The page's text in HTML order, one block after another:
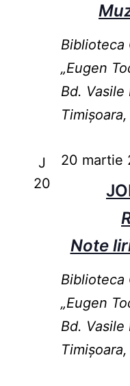
Biblioteca
„Eugen
Bd. Vasile
J
20
Note
20 martie
Biblioteca
„Eugen
Bd. Vasile